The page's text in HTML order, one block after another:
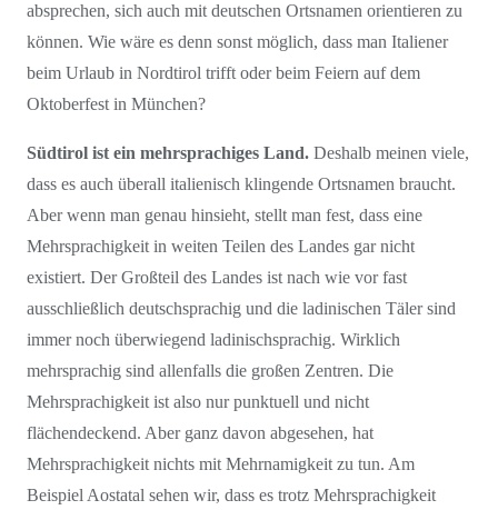
absprechen, sich auch mit deutschen Ortsnamen orientieren zu
können. Wie wäre es denn sonst möglich, dass man Italiener
beim Urlaub in Nordtirol trifft oder beim Feiern auf dem
Oktoberfest in München?
Südtirol ist ein mehrsprachiges Land. Deshalb meinen viele,
dass es auch überall italienisch klingende Ortsnamen braucht.
Aber wenn man genau hinsieht, stellt man fest, dass eine
Mehrsprachigkeit in weiten Teilen des Landes gar nicht
existiert. Der Großteil des Landes ist nach wie vor fast
ausschließlich deutschsprachig und die ladinischen Täler sind
immer noch überwiegend ladinischsprachig. Wirklich
mehrsprachig sind allenfalls die großen Zentren. Die
Mehrsprachigkeit ist also nur punktuell und nicht
flächendeckend. Aber ganz davon abgesehen, hat
Mehrsprachigkeit nichts mit Mehrnamigkeit zu tun. Am
Beispiel Aostatal sehen wir, dass es trotz Mehrsprachigkeit